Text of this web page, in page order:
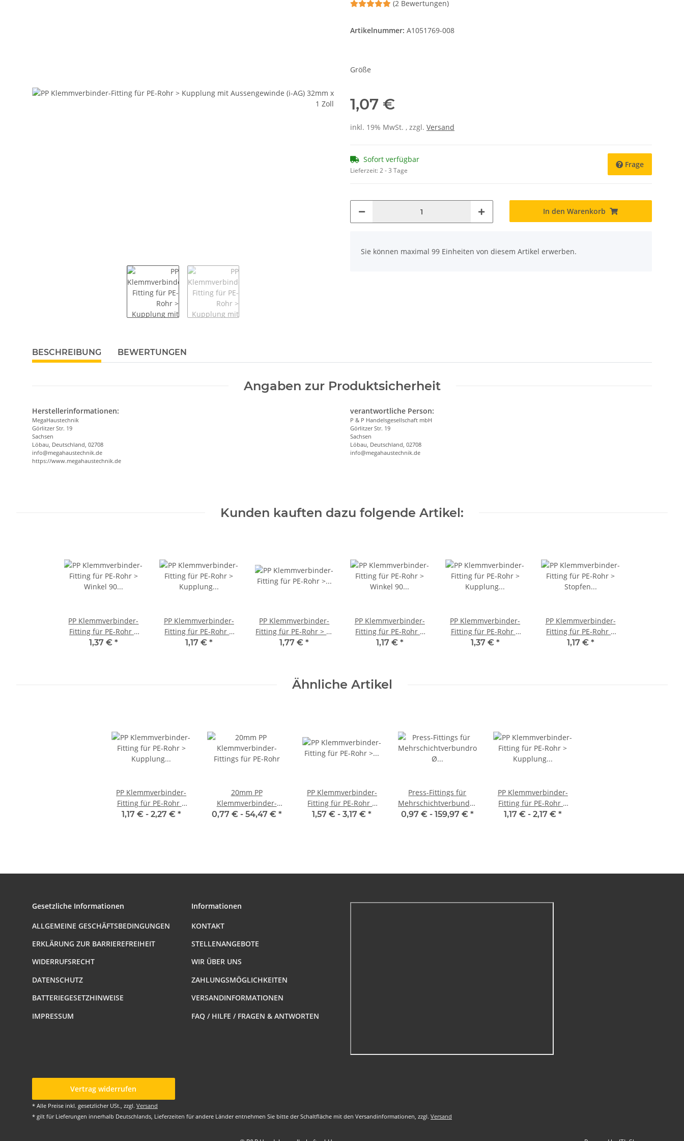
(2 Bewertungen)
Artikelnummer: A1051769-008
Größe
1,07 €
inkl. 19% MwSt. , zzgl. Versand
Sofort verfügbar
Lieferzeit:2 - 3 Tage
Frage
In den Warenkorb
Sie können maximal 99 Einheiten von diesem Artikel erwerben.
BESCHREIBUNG BEWERTUNGEN
Angaben zur Produktsicherheit
Herstellerinformationen:
MegaHaustechnik
Görlitzer Str. 19
Sachsen
Löbau, Deutschland, 02708
info@megahaustechnik.de
https://www.megahaustechnik.de
verantwortliche Person:
P & P Handelsgesellschaft mbH
Görlitzer Str. 19
Sachsen
Löbau, Deutschland, 02708
info@megahaustechnik.de
Kunden kauften dazu folgende Artikel:
PP Klemmverbinder-
Fitting für PE-Rohr >
Winkel 90 Grad (i-i)
1,37 € *
PP Klemmverbinder-
Fitting für PE-Rohr >
Kupplung mit
1,17 € *
PP Klemmverbinder-
Fitting für PE-Rohr > T-
Stück (i-i-i) 32mm
1,77 €*
PP Klemmverbinder-
Fitting für PE-Rohr >
Winkel 90 Grad mit
1,17 € *
PP Klemmverbinder-
Fitting für PE-Rohr >
Kupplung (i-i) 32mm x
1,37 € *
PP Klemmverbinder-
Fitting für PE-Rohr >
Stopfen Endstück (i)
1,17 € *
Ähnliche Artikel
PP Klemmverbinder-
Fitting für PE-Rohr >
Kupplung (i-i)
1,17 € - 2,27 € *
20mm PP
Klemmverbinder-
Fittings für PE-Rohr
0,77 € - 54,47 € *
PP Klemmverbinder-
Fitting für PE-Rohr >
Übergang mit
1,57 € -3,17 €*
Press-Fittings für
Mehrschichtverbundrohr
Ø 32,0 x 3,0mm
0,97 € - 159,97 € *
PP Klemmverbinder-
Fitting für PE-Rohr >
Kupplung reduzierend
1,17 € - 2,17 € *
Gesetzliche Informationen
ALLGEMEINE GESCHÄFTSBEDINGUNGEN
ERKLÄRUNG ZUR BARRIEREFREIHEIT
WIDERRUFSRECHT
DATENSCHUTZ
BATTERIEGESETZHINWEISE
IMPRESSUM
Informationen
KONTAKT
STELLENANGEBOTE
WIR ÜBER UNS
ZAHLUNGSMÖGLICHKEITEN
VERSANDINFORMATIONEN
FAQ / HILFE / FRAGEN & ANTWORTEN
Vertrag widerrufen
* Alle Preise inkl. gesetzlicher USt., zzgl. Versand
* gilt für Lieferungen innerhalb Deutschlands, Lieferzeiten für andere Länder entnehmen Sie bitte der Schaltfläche mit den Versandinformationen, zzgl. Versand